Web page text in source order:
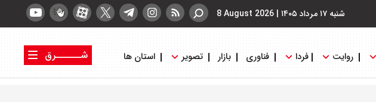
شنبه ۱۷ مرداد ۱۴۰۵ |
8 August 2026
روایت فردا فناوری بازار تصویر استان ها
شــــــرق